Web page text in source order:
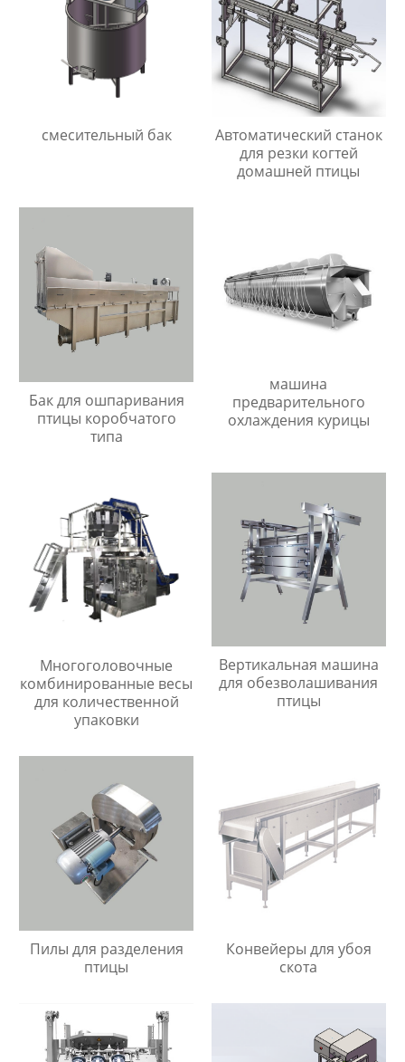
смесительный бак
Автоматический станок
для резки когтей
домашней птицы
Бак для ошпаривания
птицы коробчатого
типа
машина
предварительного
охлаждения курицы
Многоголовочные
комбинированные весы
для количественной
упаковки
Вертикальная машина
для обезволашивания
птицы
Пилы для разделения
птицы
Конвейеры для убоя
скота